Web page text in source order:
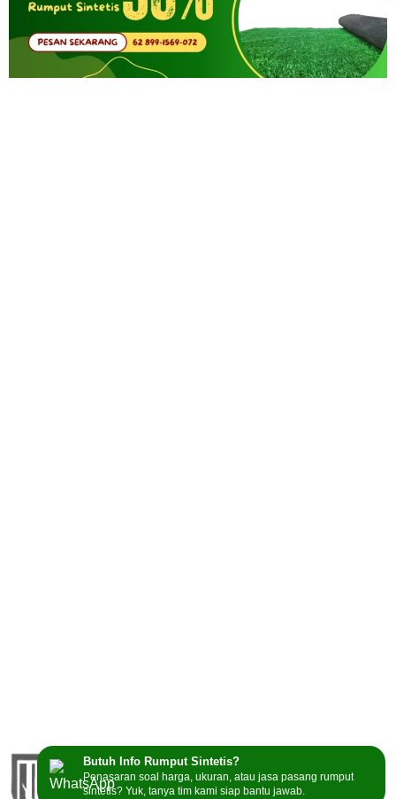
Butuh Info Rumput Sintetis?
Penasaran soal harga, ukuran, atau jasa pasang rumput
sintetis? Yuk, tanya tim kami siap bantu jawab.